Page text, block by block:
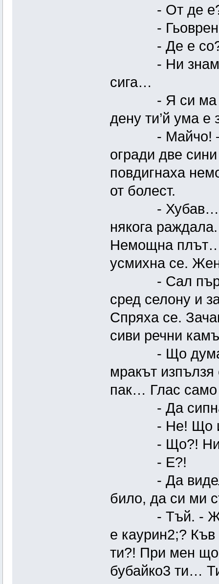
- От де
- Гьоврен
- Де е
- Ни
сига…
- Я си ма
дену ти’й ума е
- Майчо! –
огради две
повдигнаха
от болест.
- Хубав… –
някога
Немощна
усмихна се.
- Сал
сред селону и
Спряха се.
сиви речни
- Що думаш?!
мракът
пак… Глас само
- Да сипна
- Не! Що
- Що?!
- Е?!
- Да видел
било, да си ми
- Тъй. -
е каурин2;?
ти?! При мен
бубайко3 ти…